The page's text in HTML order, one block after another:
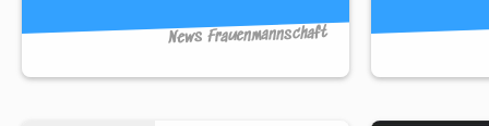
News Frauenmannschaft